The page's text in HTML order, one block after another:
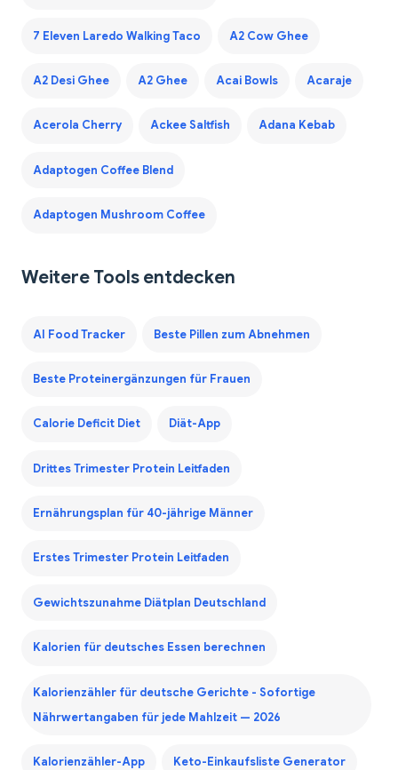
7 Eleven Laredo Walking Taco A2 Cow Ghee
A2 Desi Ghee A2 Ghee Acai Bowls Acaraje
Acerola Cherry Ackee Saltfish Adana Kebab
Adaptogen Coffee Blend
Adaptogen Mushroom Coffee
Weitere Tools entdecken
AI Food Tracker Beste Pillen zum Abnehmen
Beste Proteinergänzungen für Frauen
Calorie Deficit Diet Diät-App
Drittes Trimester Protein Leitfaden
Ernährungsplan für 40-jährige Männer
Erstes Trimester Protein Leitfaden
Gewichtszunahme Diätplan Deutschland
Kalorien für deutsches Essen berechnen
Kalorienzähler für deutsche Gerichte - Sofortige
Nährwertangaben für jede Mahlzeit — 2026
Kalorienzähler-App Keto-Einkaufsliste Generator